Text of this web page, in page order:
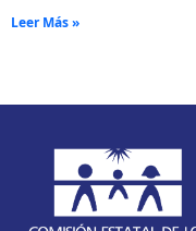
Leer Más »